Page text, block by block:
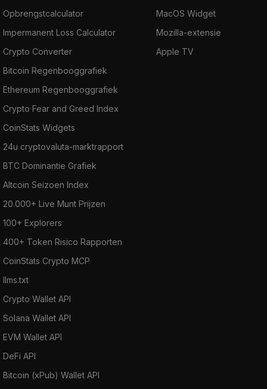
Opbrengstcalculator
Impermanent Loss Calculator
Crypto Converter
Bitcoin Regenbooggrafiek
Ethereum Regenbooggrafiek
Crypto Fear and Greed Index
CoinStats Widgets
24u cryptovaluta-marktrapport
BTC Dominantie Grafiek
Altcoin Seizoen Index
20.000+ Live Munt Prijzen
100+ Explorers
400+ Token Risico Rapporten
CoinStats Crypto MCP
llms.txt
Crypto Wallet API
Solana Wallet API
EVM Wallet API
DeFi API
Bitcoin (xPub) Wallet API
MacOS Widget
Mozilla-extensie
Apple TV